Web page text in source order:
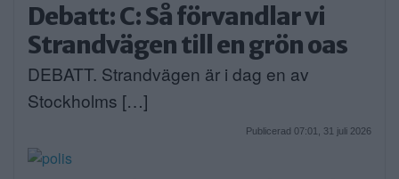
Debatt: C: Så förvandlar vi
Strandvägen till en grön oas
DEBATT. Strandvägen är i dag en av
Stockholms […]
Publicerad 07:01, 31 juli 2026